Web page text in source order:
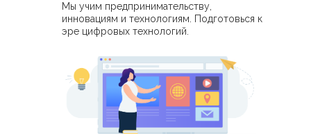
Мы учим предпринимательству,
инновациям и технологиям. Подготовься к
эре цифровых технологий.